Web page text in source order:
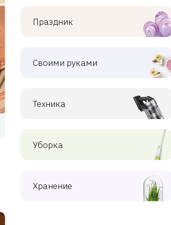
Праздник
Своими руками
Техника
Уборка
Хранение